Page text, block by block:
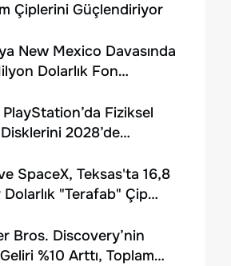
Çiplerini Güçlendiriyor
New Mexico Davasında
Dolarlık Fon
Fiziksel
2028’de
SpaceX, Teksas'ta 16,8
"Terafab" Çip
Bros. Discovery’nin
%10 Arttı, Toplam